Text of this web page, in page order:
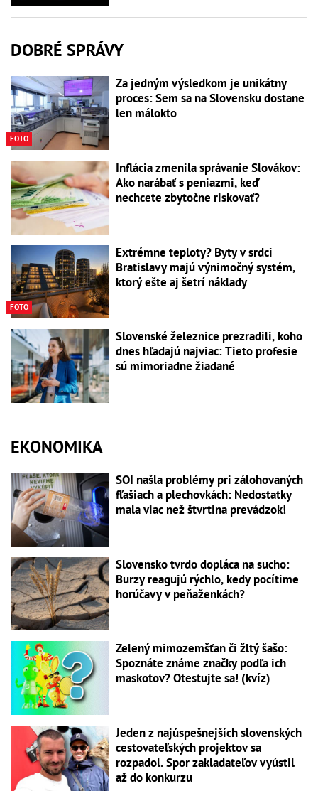
DOBRÉ SPRÁVY
FOTO
Za jedným výsledkom je unikátny
proces: Sem sa na Slovensku dostane
len málokto
Inflácia zmenila správanie Slovákov:
Ako narábať s peniazmi, keď
nechcete zbytočne riskovať?
FOTO
Extrémne teploty? Byty v srdci
Bratislavy majú výnimočný systém,
ktorý ešte aj šetrí náklady
Slovenské železnice prezradili, koho
dnes hľadajú najviac: Tieto profesie
sú mimoriadne žiadané
EKONOMIKA
SOI našla problémy pri zálohovaných
fľašiach a plechovkách: Nedostatky
mala viac než štvrtina prevádzok!
Slovensko tvrdo dopláca na sucho:
Burzy reagujú rýchlo, kedy pocítime
horúčavy v peňaženkách?
Zelený mimozemšťan či žltý šašo:
Spoznáte známe značky podľa ich
maskotov? Otestujte sa! (kvíz)
Jeden z najúspešnejších slovenských
cestovateľských projektov sa
rozpadol. Spor zakladateľov vyústil
až do konkurzu